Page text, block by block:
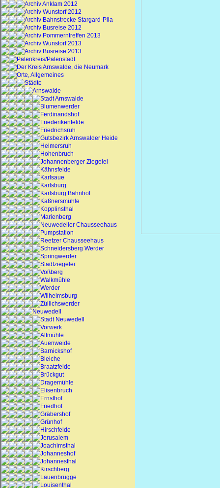
Archiv Anklam 2012
Archiv Wunstorf 2012
Archiv Bahnstrecke Stargard-Pila
Archiv Busreise 2012
Archiv Pommerntreffen 2013
Archiv Wunstorf 2013
Archiv Busreise 2013
Patenkreis/Patenstadt
Der Kreis Arnswalde, die Neumark
Orte, Allgemeines
Städte
Arnswalde
Stadt Arnswalde
Blumenwerder
Ferdinandshof
Friederikenfelde
Friedrichsruh
Gutsbezirk Arnswalder Heide
Helmersruh
Hohenbruch
Johannenberger Ziegelei
Kähnsfelde
Karlsaue
Karlsburg
Karlsburg Bahnhof
Kaßnersmühle
Kopplinsthal
Marienberg
Neuwedeller Chausseehaus
Pumpstation
Reetzer Chausseehaus
Schneidersberg Werder
Springwerder
Stadtziegelei
Voßberg
Walkmühle
Werder
Wilhelmsburg
Züllichswerder
Neuwedell
Stadt Neuwedell
Vorwerk
Altmühle
Auenweide
Barnickshof
Bleiche
Braatzfelde
Brückgut
Dragemühle
Elisenbruch
Ernsthof
Friedhof
Gräbershof
Grünhof
Hirschfelde
Jerusalem
Joachimsthal
Johanneshof
Johannesthal
Kirschberg
Lauenbrügge
Louisenthal